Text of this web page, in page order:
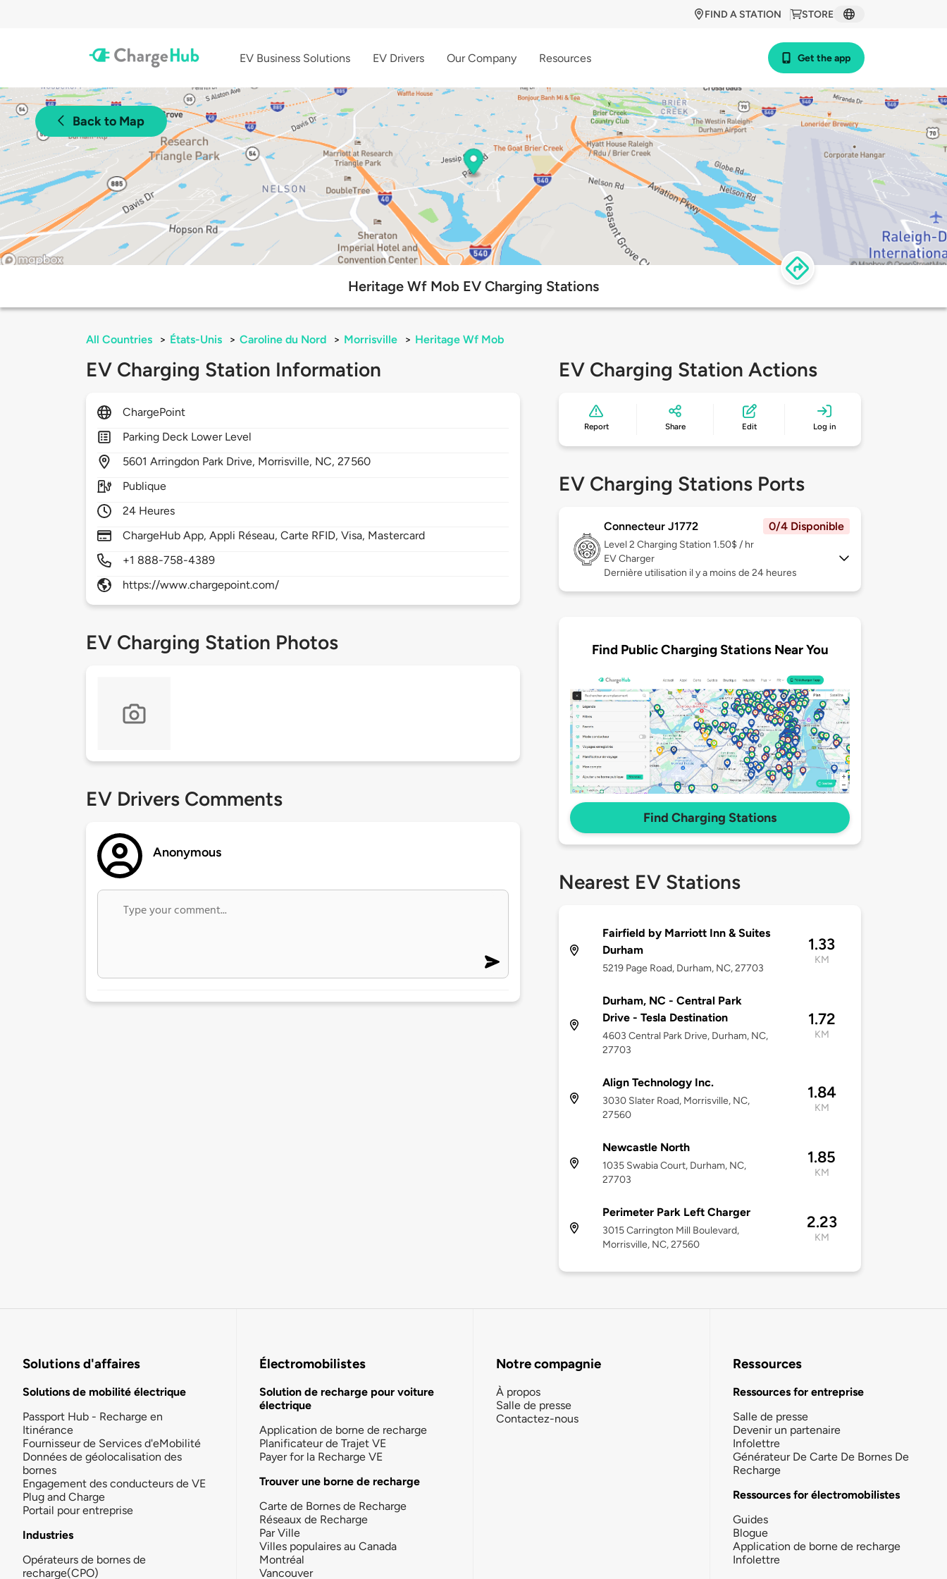
STORE
FIND A STATION
EV Business Solutions EV Drivers Our Company Resources Get the app
Back to Map
Heritage Wf Mob EV Charging Stations
All Countries > États-Unis > Caroline du Nord > Morrisville > Heritage Wf Mob
EV Charging Station Information
ChargePoint
Parking Deck Lower Level
5601Arringdon Park Drive, Morrisville, NC,27560
Publique
24 Heures
ChargeHub App, Appli Réseau, Carte RFID, Visa, Mastercard
+1 888-758-4389
https://www.chargepoint.com/
EV Charging Station Photos
EV Drivers Comments
Anonymous
EV Charging Station Actions
Report Share Edit Log in
EV Charging Stations Ports
Connecteur J1772 0/4 Disponible
Level 2 Charging Station 1.50$ / hr
EV Charger
Dernière utilisation il y a moins de 24 heures
Find Public Charging Stations Near You
Find Charging Stations
Nearest EV Stations
Fairfield by Marriott Inn & Suites
Durham
5219 Page Road, Durham, NC, 27703
1.33
KM
Durham, NC - Central Park
Drive - Tesla Destination
4603 Central Park Drive, Durham, NC,
27703
1.72
KM
Align Technology Inc.
3030 Slater Road, Morrisville, NC,
27560
1.84
KM
Newcastle North
1035 Swabia Court, Durham, NC,
27703
1.85
KM
Perimeter Park Left Charger
3015 Carrington Mill Boulevard,
Morrisville, NC, 27560
2.23
KM
Solutions d'affaires
Solutions de mobilité électrique
Passport Hub - Recharge en
Itinérance
Fournisseur de Services d'eMobilité
Données de géolocalisation des
bornes
Engagement des conducteurs de VE
Plug and Charge
Portail pour entreprise
Industries
Opérateurs de bornes de
recharge(CPO)
Électromobilistes
Solution de recharge pour voiture
électrique
Application de borne de recharge
Planificateur de Trajet VE
Payer for la Recharge VE
Trouver une borne de recharge
Carte de Bornes de Recharge
Réseaux de Recharge
Par Ville
Villes populaires au Canada
Montréal
Vancouver
Notre compagnie
À propos
Salle de presse
Contactez-nous
Ressources
Ressources for entreprise
Salle de presse
Devenir un partenaire
Infolettre
Générateur De Carte De Bornes De
Recharge
Ressources for électromobilistes
Guides
Blogue
Application de borne de recharge
Infolettre